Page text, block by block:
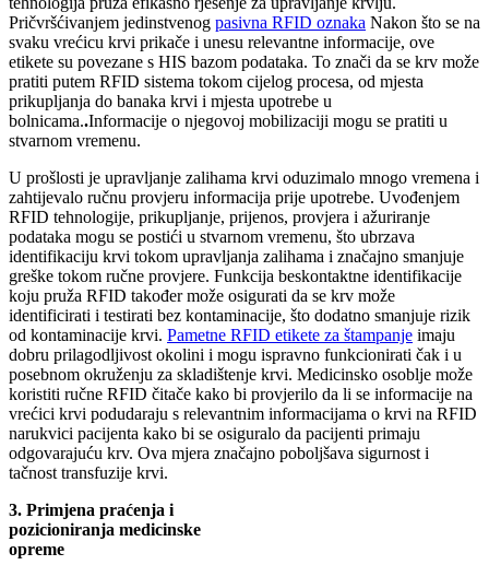
Pričvršćivanjem jedinstvenog pasivna RFID oznaka Nakon što se na
svaku vrećicu krvi prikače i unesu relevantne informacije, ove
etikete su povezane s HIS bazom podataka. To znači da se krv može
pratiti putem RFID sistema tokom cijelog procesa, od mjesta
prikupljanja do banaka krvi i mjesta upotrebe u
bolnicama..Informacije o njegovoj mobilizaciji mogu se pratiti u
stvarnom vremenu.
U prošlosti je upravljanje zalihama krvi oduzimalo mnogo vremena i
zahtijevalo ručnu provjeru informacija prije upotrebe. Uvođenjem
RFID tehnologije, prikupljanje, prijenos, provjera i ažuriranje
podataka mogu se postići u stvarnom vremenu, što ubrzava
identifikaciju krvi tokom upravljanja zalihama i značajno smanjuje
greške tokom ručne provjere. Funkcija beskontaktne identifikacije
koju pruža RFID također može osigurati da se krv može
identificirati i testirati bez kontaminacije, što dodatno smanjuje rizik
od kontaminacije krvi. Pametne RFID etikete za štampanje imaju
dobru prilagodljivost okolini i mogu ispravno funkcionirati čak i u
posebnom okruženju za skladištenje krvi. Medicinsko osoblje može
koristiti ručne RFID čitače kako bi provjerilo da li se informacije na
vrećici krvi podudaraju s relevantnim informacijama o krvi na RFID
narukvici pacijenta kako bi se osiguralo da pacijenti primaju
odgovarajuću krv. Ova mjera značajno poboljšava sigurnost i
tačnost transfuzije krvi.
3. Primjena praćenja i
pozicioniranja medicinske
opreme